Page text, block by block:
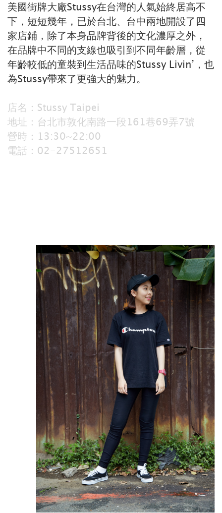
美國街牌大廠Stussy在台灣的人氣始終居高不
下，短短幾年，已於台北、台中兩地開設了四
家店鋪，除了本身品牌背後的文化濃厚之外，
在品牌中不同的支線也吸引到不同年齡層，從
年齡較低的童裝到生活品味的Stussy Livin’，也
為Stussy帶來了更強大的魅力。
店名：Stussy Taipei
地址：台北市敦化南路一段161巷69弄7號
營時：13:30~22:00
電話：02-27512651